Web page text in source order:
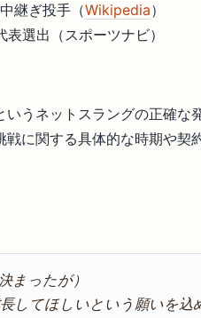
継ぎ投手（Wikipedia）
選出（スポーツナビ）
いうネットスラングの正確な
戦に関する具体的な時期や契
まったが）
してほしいという願いを込